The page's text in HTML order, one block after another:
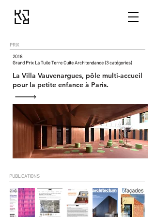
PRIX
2018.
Grand Prix La Tuile Terre Cuite Architendance (3 catégories)
La Villa Vauvenargues, pôle multi-accueil
pour la petite enfance à Paris.
PUBLICATIONS